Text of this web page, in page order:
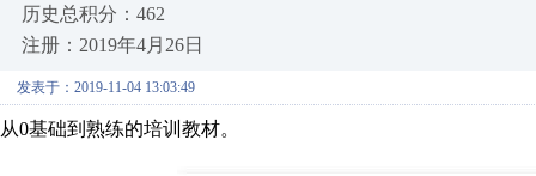
历史总积分：462
注册：2019年4月26日
发表于：2019-11-04 13:03:49
从0基础到熟练的培训教材。